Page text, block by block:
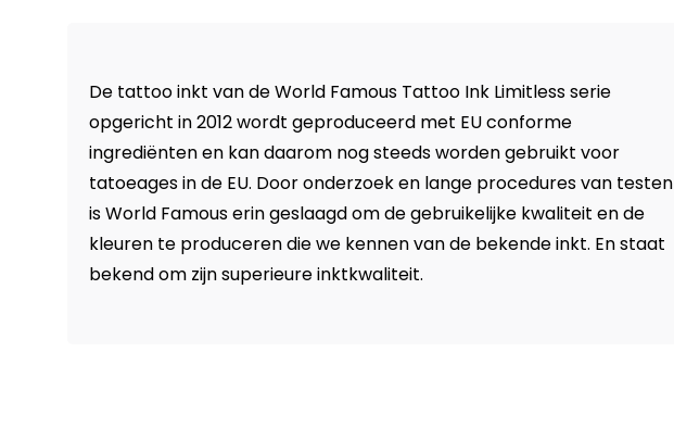
De tattoo inkt van de World Famous Tattoo Ink Limitless serie
opgericht in 2012 wordt geproduceerd met EU conforme
ingrediënten en kan daarom nog steeds worden gebruikt voor
tatoeages in de EU. Door onderzoek en lange procedures van testen
is World Famous erin geslaagd om de gebruikelijke kwaliteit en de
kleuren te produceren die we kennen van de bekende inkt. En staat
bekend om zijn superieure inktkwaliteit.